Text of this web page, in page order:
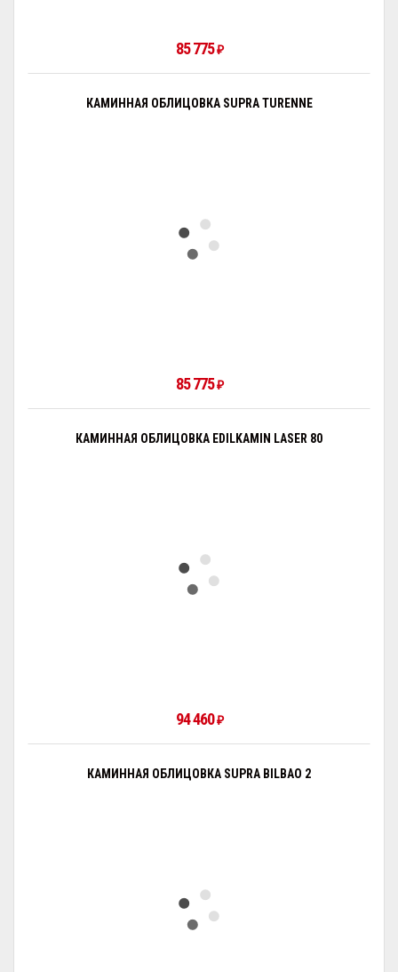
85 775₽
КАМИННАЯ ОБЛИЦОВКА SUPRA TURENNE
85 775₽
КАМИННАЯ ОБЛИЦОВКА EDILKAMIN LASER 80
94 460₽
КАМИННАЯ ОБЛИЦОВКА SUPRA BILBAO 2